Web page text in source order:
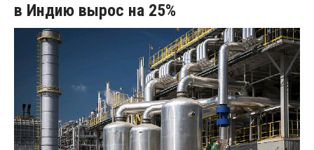
в Индию вырос на 25%